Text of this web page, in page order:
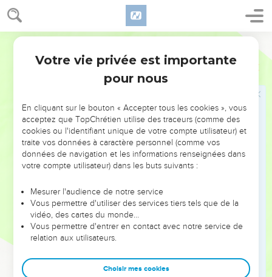
Apocalypse 15
destinés à recevoir du feu et des charbons ardents.
(Comparer
Apocalypse 8.5) La première explication
s'accorde mieux avec l'action décrite à
.
puissance
de Dieu vont se manifester dans
des jugements ; elles apparaissent comme un feu, dont la
Il ne faut donc pas identifier cette fumée avec la nuée qui
est le signe de la présence de l'Eternel.Exode 40.34suivants ;
1Rois 8.10et suivants C'est un phénomène pareil à ceux qui
sont décrits dans Esaïe 6.4 et
. Il signifie que le
s'approcher de Dieu. (ComparerExode 19.18
Cette explication est confirmée par le dernier trait de la
vision :et personne ne pouvait entrer dans le temple jusqu'à
ce que les sept plaies des sept anges fassent accomplies
Le temps de la grâce est passé ; la justice doit avoir son
Votre vie privée est importante
pour nous
En cliquant sur le bouton « Accepter tous les cookies », vous
acceptez que TopChrétien utilise des traceurs (comme des
cookies ou l'identifiant unique de votre compte utilisateur) et
traite vos données à caractère personnel (comme vos
données de navigation et les informations renseignées dans
votre compte utilisateur) dans les buts suivants :
Mesurer l'audience de notre service
Vous permettre d'utiliser des services tiers tels que de la
vidéo, des cartes du monde…
Vous permettre d'entrer en contact avec notre service de
relation aux utilisateurs.
Choisir mes cookies